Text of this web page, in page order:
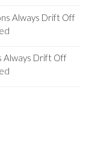
Always Drift Off
Always Drift Off